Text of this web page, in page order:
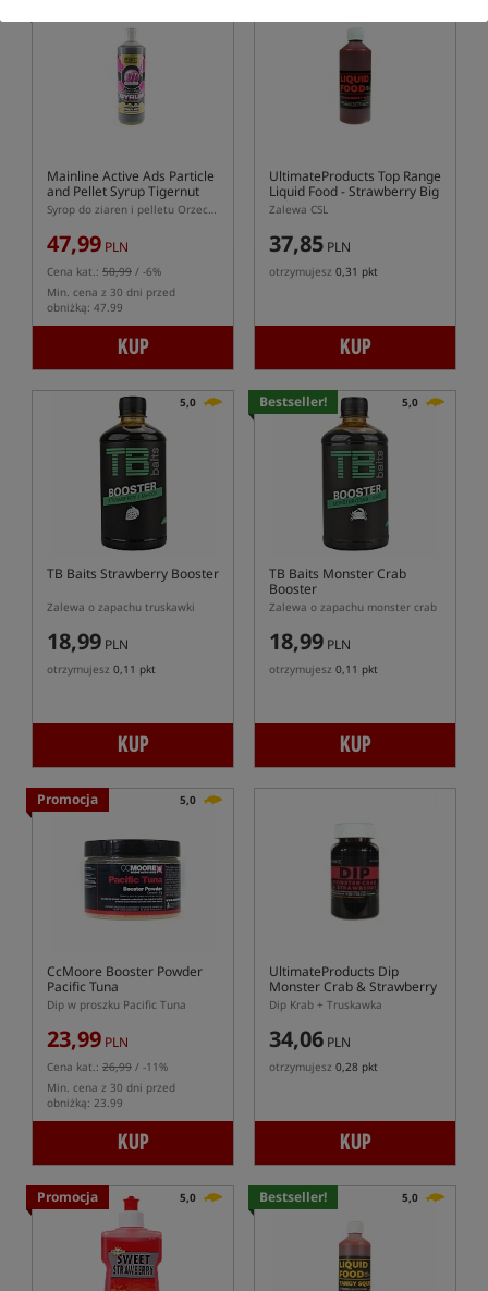
Mainline Active Ads Particle
and Pellet Syrup Tigernut
Syrop do ziaren i pelletu Orzech Tygrysi
47,99 PLN
Cena kat.: 50,99 / -6%
Min. cena z 30 dni przed
obniżką: 47.99
KUP
UltimateProducts Top Range
Liquid Food - Strawberry Big
Fish
Zalewa CSL
37,85 PLN
otrzymujesz 0,31 pkt
KUP
5,0
TB Baits Strawberry Booster
Zalewa o zapachu truskawki
18,99 PLN
otrzymujesz 0,11 pkt
KUP
Bestseller! 5,0
TB Baits Monster Crab
Booster
Zalewa o zapachu monster crab
18,99 PLN
otrzymujesz 0,11 pkt
KUP
Promocja 5,0
CcMoore Booster Powder
Pacific Tuna
Dip w proszku Pacific Tuna
23,99 PLN
Cena kat.: 26,99 / -11%
Min. cena z 30 dni przed
obniżką: 23.99
KUP
UltimateProducts Dip
Monster Crab & Strawberry
Dip Krab + Truskawka
34,06 PLN
otrzymujesz 0,28 pkt
KUP
Promocja 5,0 Bestseller! 5,0